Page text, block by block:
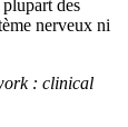
des
nerveux ni
: clinical